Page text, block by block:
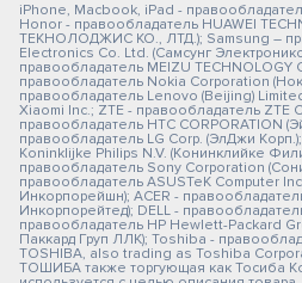
iPhone, Macbook, iPad -
Honor - правообладатель HUAWEI
ТЕКНОЛОДЖИС КО., ЛТД.); Samsung –
Electronics Co. Ltd. (Самсунг
правообладатель MEIZU TECHNOLOGY
правообладатель Nokia Corporation
правообладатель Lenovo (Beijing)
Xiaomi Inc.; ZTE - правообладатель ZTE
правообладатель HTC CORPORATION
правообладатель LG Corp. (ЭлДжи
Koninklijke Philips N.V. (Конинклийке
правообладатель Sony Corporation
правообладатель ASUSTeK Computer
Инкорпорейшн); ACER -
Инкорпорейтед); DELL -
правообладатель HP Hewlett-Packard
Паккард Груп ЛЛК); Toshiba -
TOSHIBA, also trading as Toshiba
ТОШИБА также торгующая как Тосиба